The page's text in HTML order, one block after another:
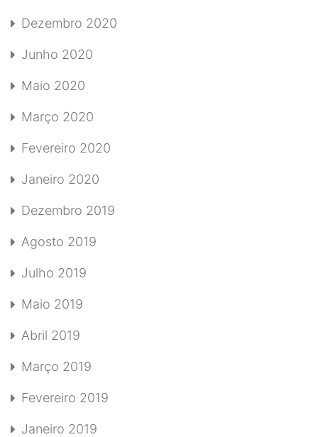
Dezembro 2020
Junho 2020
Maio 2020
Março 2020
Fevereiro 2020
Janeiro 2020
Dezembro 2019
Agosto 2019
Julho 2019
Maio 2019
Abril 2019
Março 2019
Fevereiro 2019
Janeiro 2019